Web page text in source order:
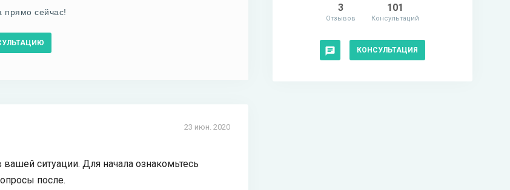
прямо сейчас!
23 июн. 2020
ситуации. Для начала ознакомьтесь
после.
3
Отзывов
101
Консультаций
КОНСУЛЬТАЦИЯ